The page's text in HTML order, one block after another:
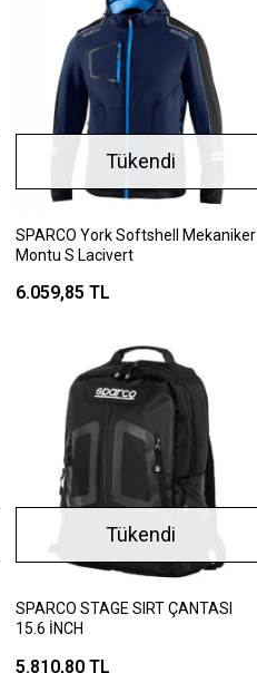
Tükendi
SPARCO York Softshell Mekaniker
Montu S Lacivert
6.059,85 TL
Tükendi
SPARCO STAGE SIRT ÇANTASI
15.6 İNCH
5.810,80 TL